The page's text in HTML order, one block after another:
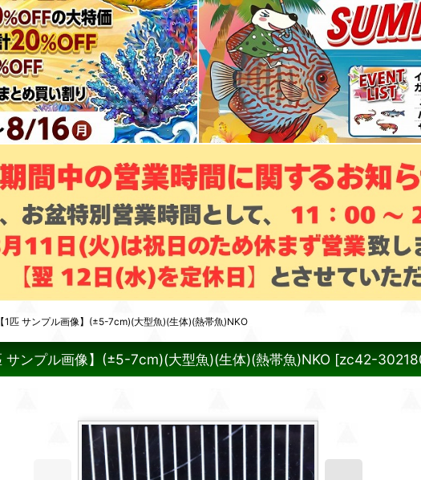
1匹 サンプル画像】(±5-7cm)(大型魚)(生体)(熱帯魚)NKO
サンプル画像】(±5-7cm)(大型魚)(生体)(熱帯魚)NKO [zc42-